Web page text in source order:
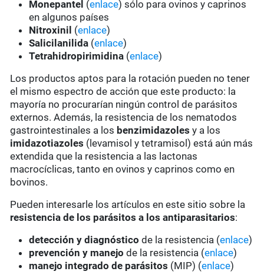
Monepantel (enlace) sólo para ovinos y caprinos
en algunos países
Nitroxinil (enlace)
Salicilanilida (enlace)
Tetrahidropirimidina (enlace)
Los productos aptos para la rotación pueden no tener
el mismo espectro de acción que este producto: la
mayoría no procurarían ningún control de parásitos
externos. Además, la resistencia de los nematodos
gastrointestinales a los benzimidazoles y a los
imidazotiazoles (levamisol y tetramisol) está aún más
extendida que la resistencia a las lactonas
macrocíclicas, tanto en ovinos y caprinos como en
bovinos.
Pueden interesarle los artículos en este sitio sobre la
resistencia de los parásitos a los antiparasitarios:
detección y diagnóstico de la resistencia (enlace)
prevención y manejo de la resistencia (enlace)
manejo integrado de parásitos (MIP) (enlace)